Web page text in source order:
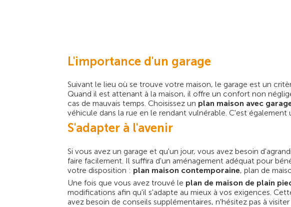
L'importance d'un garage
Suivant le lieu où se trouve votre maison, le garage est un
Quand il est attenant à la maison, il offre un confort non
cas de mauvais temps. Choisissez un plan maison avec
véhicule dans la rue en le rendant vulnérable. C'est
S'adapter à l'avenir
Si vous avez un garage et qu'un jour, vous avez besoin
faire facilement. Il suffira d'un aménagement adéquat pour
votre disposition : plan maison contemporaine, plan de
Une fois que vous avez trouvé le plan de maison de plain
modifications afin qu'il s'adapte au mieux à vos exigences.
avez besoin de conseils supplémentaires, n'hésitez pas à